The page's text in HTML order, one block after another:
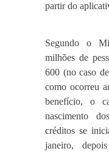
partir do
Segundo o
milhões de
600 (no caso
como ocorreu
benefício, o
nascimento
créditos se
janeiro,